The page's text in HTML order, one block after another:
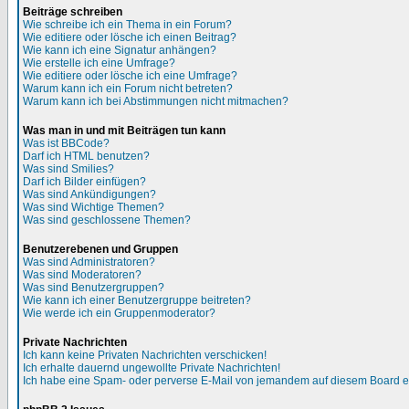
Beiträge schreiben
Wie schreibe ich ein Thema in ein Forum?
Wie editiere oder lösche ich einen Beitrag?
Wie kann ich eine Signatur anhängen?
Wie erstelle ich eine Umfrage?
Wie editiere oder lösche ich eine Umfrage?
Warum kann ich ein Forum nicht betreten?
Warum kann ich bei Abstimmungen nicht mitmachen?
Was man in und mit Beiträgen tun kann
Was ist BBCode?
Darf ich HTML benutzen?
Was sind Smilies?
Darf ich Bilder einfügen?
Was sind Ankündigungen?
Was sind Wichtige Themen?
Was sind geschlossene Themen?
Benutzerebenen und Gruppen
Was sind Administratoren?
Was sind Moderatoren?
Was sind Benutzergruppen?
Wie kann ich einer Benutzergruppe beitreten?
Wie werde ich ein Gruppenmoderator?
Private Nachrichten
Ich kann keine Privaten Nachrichten verschicken!
Ich erhalte dauernd ungewollte Private Nachrichten!
Ich habe eine Spam- oder perverse E-Mail von jemandem auf diesem Board